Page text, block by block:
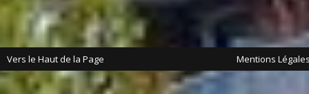
Vers le Haut de la Page Mentions